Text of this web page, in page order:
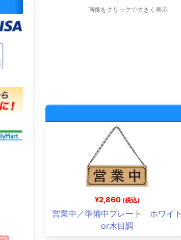
画像をクリックで大きく表示
¥2,860 (税込)
営業中／準備中プレート ホワイト
or木目調